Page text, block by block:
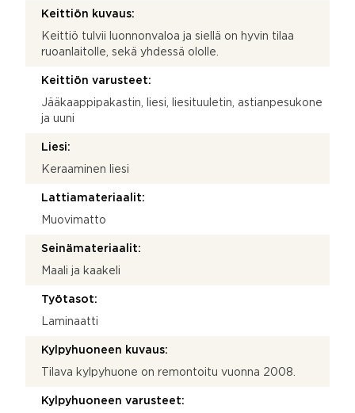
Keittiön kuvaus:
Keittiö tulvii luonnonvaloa ja siellä on hyvin tilaa
ruoanlaitolle, sekä yhdessä ololle.
Keittiön varusteet:
Jääkaappipakastin, liesi, liesituuletin, astianpesukone
ja uuni
Liesi:
Keraaminen liesi
Lattiamateriaalit:
Muovimatto
Seinämateriaalit:
Maali ja kaakeli
Työtasot:
Laminaatti
Kylpyhuoneen kuvaus:
Tilava kylpyhuone on remontoitu vuonna 2008.
Kylpyhuoneen varusteet: